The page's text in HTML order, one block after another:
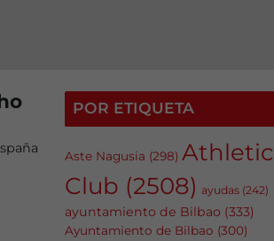
POR ETIQUETA
Aste Nagusia (298) Athletic
Club (2508) ayudas (242)
ayuntamiento de Bilbao (333)
Ayuntamiento de Bilbao (300)